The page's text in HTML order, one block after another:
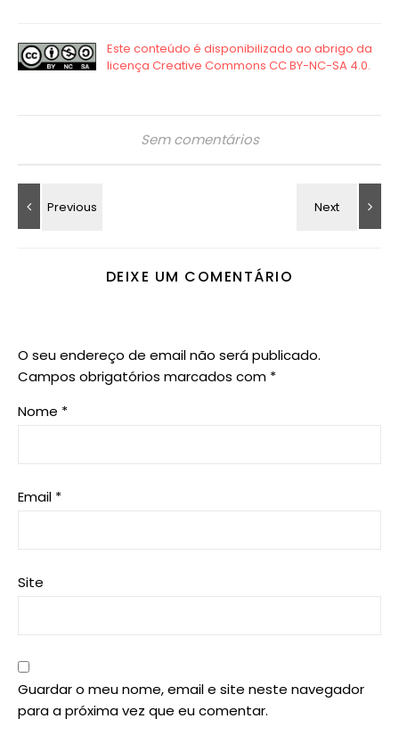
Sem comentários
DEIXE UM COMENTÁRIO
O seu endereço de email não será publicado.
Campos obrigatórios marcados com *
Nome *
Email *
Site
Guardar o meu nome, email e site neste navegador
para a próxima vez que eu comentar.